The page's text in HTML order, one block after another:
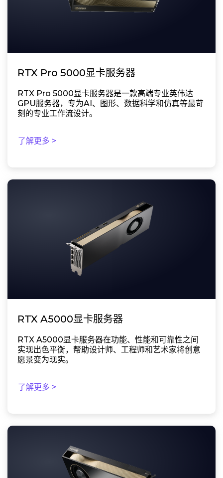
RTX Pro 5000显卡服务器
RTX Pro 5000显卡服务器是一款高端专业英伟达
GPU服务器，专为AI、图形、数据科学和仿真等最苛
刻的专业工作流设计。
了解更多 >
RTX A5000显卡服务器
RTX A5000显卡服务器在功能、性能和可靠性之间
实现出色平衡，帮助设计师、工程师和艺术家将创意
愿景变为现实。
了解更多 >